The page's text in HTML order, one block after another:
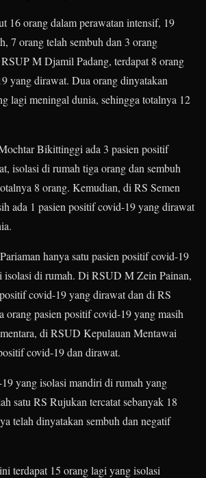
16 orang dalam perawatan intensif, 19
7 orang telah sembuh dan 3 orang
M Djamil Padang, terdapat 8 orang
yang dirawat. Dua orang dinyatakan
lagi meningal dunia, sehingga totalnya 12
Bikittinggi ada 3 pasien positif
isolasi di rumah tiga orang dan sembuh
8 orang. Kemudian, di RS Semen
ada 1 pasien positif covid-19 yang dirawat
hanya satu pasien positif covid-19
isolasi di rumah. Di RSUD M Zein Painan,
covid-19 yang dirawat dan di RS
orang pasien positif covid-19 yang masih
di RSUD Kepulauan Mentawai
covid-19 dan dirawat.
yang isolasi mandiri di rumah yang
satu RS Rujukan tercatat sebanyak 18
telah dinyatakan sembuh dan negatif
terdapat 15 orang lagi yang isolasi